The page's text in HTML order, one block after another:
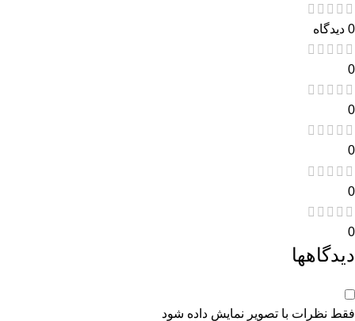
0 دیدگاه
0
0
0
0
0
دیدگاهها
فقط نظرات با تصویر نمایش داده شود